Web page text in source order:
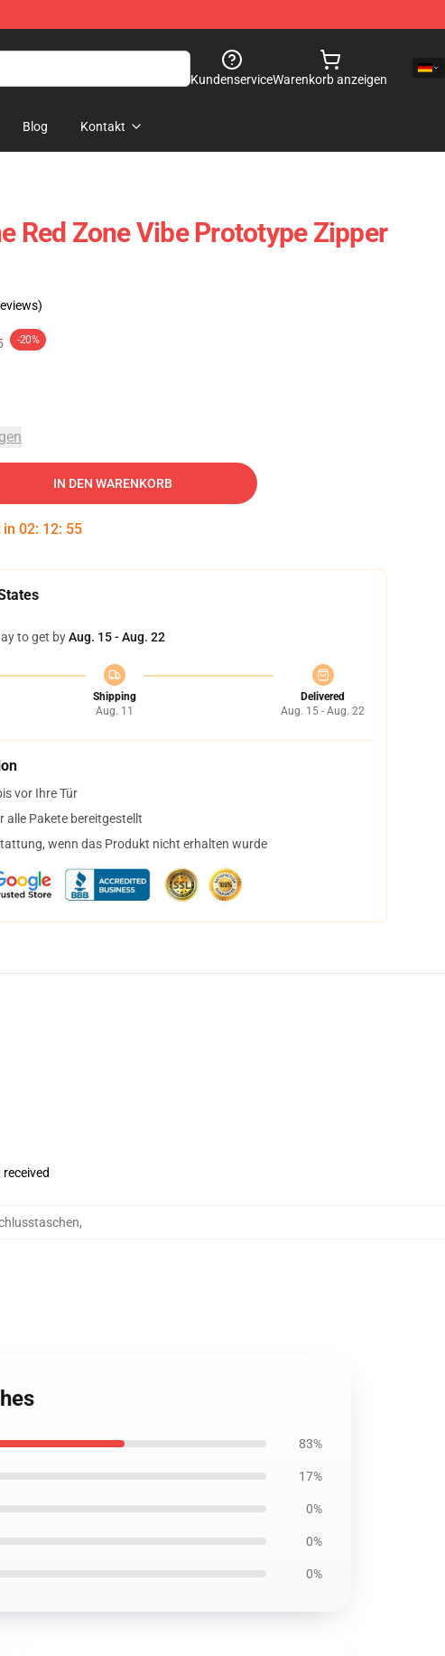
KundenserviceWarenkorb anzeigen
Blog Kontakt
Red Zone Vibe Prototype Zipper
-20%
IN DEN WARENKORB
in 02: 12: 54
to get byAug. 15 - Aug. 22
Shipping
Aug. 11
Delivered
Aug. 15 - Aug. 22
vor Ihre Tür
alle Pakete bereitgestellt
wenn das Produkt nicht erhalten wurde
,
83%
17%
0%
0%
0%